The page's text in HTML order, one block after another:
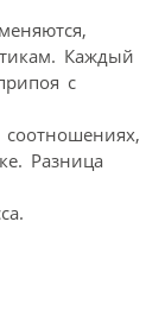
Каждый
с
Разница